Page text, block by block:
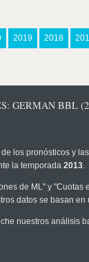
2019 2018
GERMAN BBL
los pronósticos y
la temporada 2013.
de ML" y "Cuotas
datos se basan
nuestros análisis